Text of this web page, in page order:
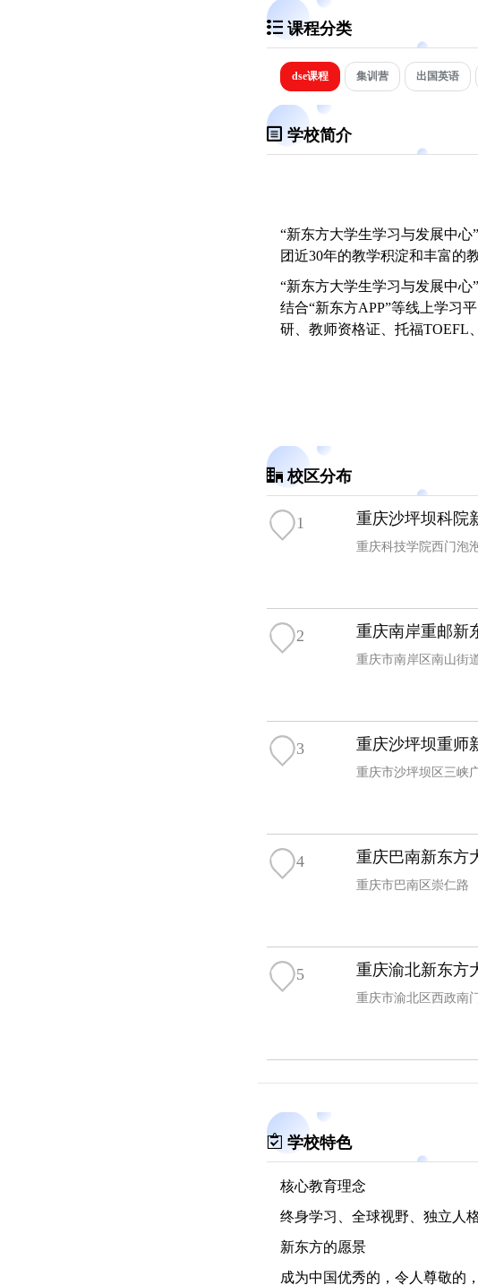
课程分类
dse课程 集训营 出国英语
学校简介
“新东方大学生学习与发展中
团近30年的教学积淀和丰富的
“新东方大学生学习与发展中
结合“新东方APP”等线上学习
研、教师资格证、托福TOEFL
校区分布
1 重庆沙坪坝科院
重庆科技学院西门泡
2 重庆南岸重邮新
重庆市南岸区南山街
3 重庆沙坪坝重师
重庆市沙坪坝区三峡
4 重庆巴南新东方
重庆市巴南区崇仁路
5 重庆渝北新东方
重庆市渝北区西政南
学校特色
核心教育理念
终身学习、全球视野、独立人
新东方的愿景
成为中国优秀的，令人尊敬的